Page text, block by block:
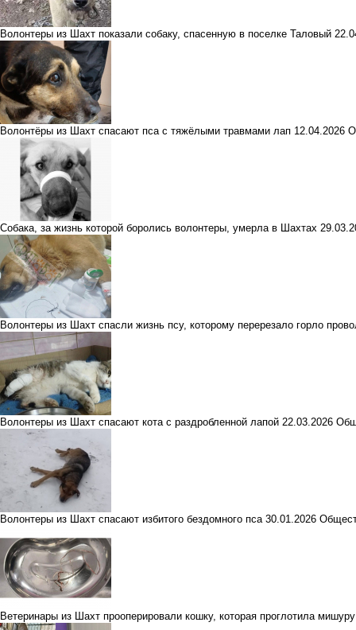
Волонтеры из Шахт показали собаку, спасенную в поселке Таловый
Волонтёры из Шахт спасают пса с тяжёлыми травмами лап 12.04.2026
Собака, за жизнь которой боролись волонтеры, умерла в Шахтах
Волонтеры из Шахт спасли жизнь псу, которому перерезало горло
Волонтеры из Шахт спасают кота с раздробленной лапой 22.03.2026
Волонтеры из Шахт спасают избитого бездомного пса 30.01.2026
Ветеринары из Шахт прооперировали кошку, которая проглотила мишуру